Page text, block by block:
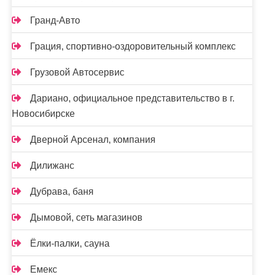
Гранд-Авто
Грация, спортивно-оздоровительный комплекс
Грузовой Автосервис
Дариано, официальное представительство в г.
Новосибирске
Дверной Арсенал, компания
Дилижанс
Дубрава, баня
Дымовой, сеть магазинов
Ёлки-палки, сауна
Емекс